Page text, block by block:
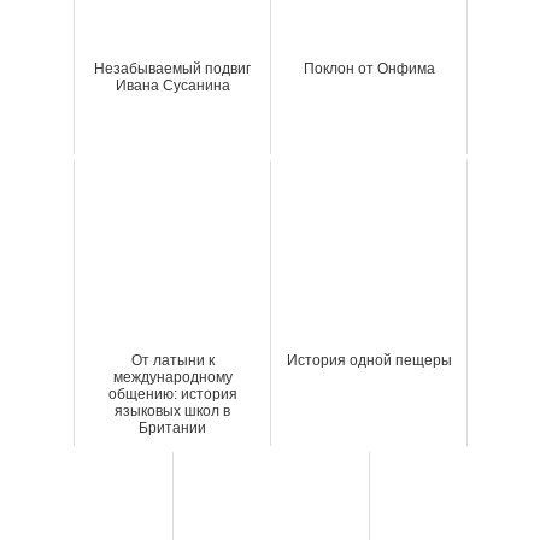
Незабываемый подвиг
Ивана Сусанина
Поклон от Онфима
От латыни к
международному
общению: история
языковых школ в
Британии
История одной пещеры